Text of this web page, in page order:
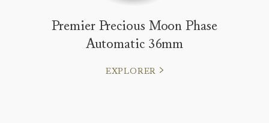
Premier Precious Moon Phase
Automatic 36mm
EXPLORER